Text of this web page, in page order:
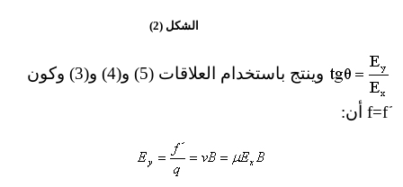
الشكل (2)
وينتج باستخدام العلاقات (5) و(4) و(3) وكون
f=f أن: